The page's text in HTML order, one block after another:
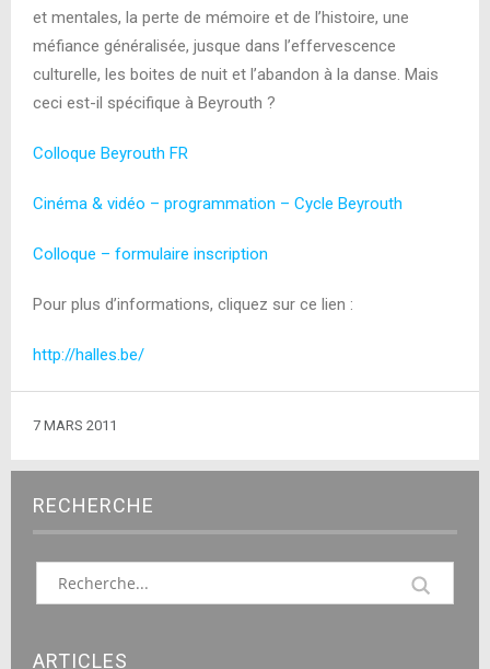
et mentales, la perte de mémoire et de l’histoire, une
méfiance généralisée, jusque dans l’effervescence
culturelle, les boites de nuit et l’abandon à la danse. Mais
ceci est-il spécifique à Beyrouth ?
Colloque Beyrouth FR
Cinéma & vidéo – programmation – Cycle Beyrouth
Colloque – formulaire inscription
Pour plus d’informations, cliquez sur ce lien :
http://halles.be/
7 MARS 2011
RECHERCHE
ARTICLES